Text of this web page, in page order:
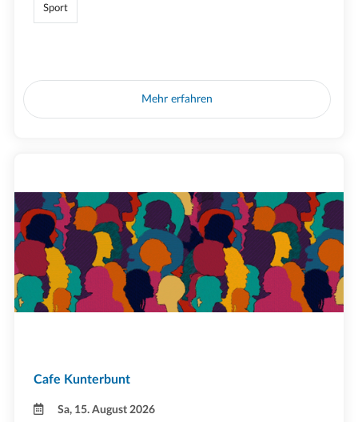
Sport
Mehr erfahren
Cafe Kunterbunt
Sa, 15. August 2026